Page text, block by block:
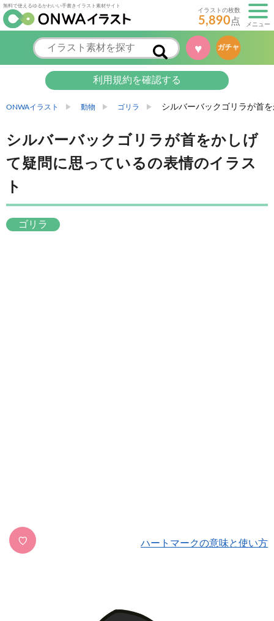
無料で使えるゆるかわいい手書きイラスト素材サイト
イラストの枚数
5,890点 メニュー
♥ ガチャ
利用規約を確認する
ONWAイラスト 動物 ゴリラ シルバーバックゴリラが首
シルバーバックゴリラが首をかしげ
て疑問に思っているの表情のイラス
ト
ゴリラ
♡ ハートマークの意味と使い方